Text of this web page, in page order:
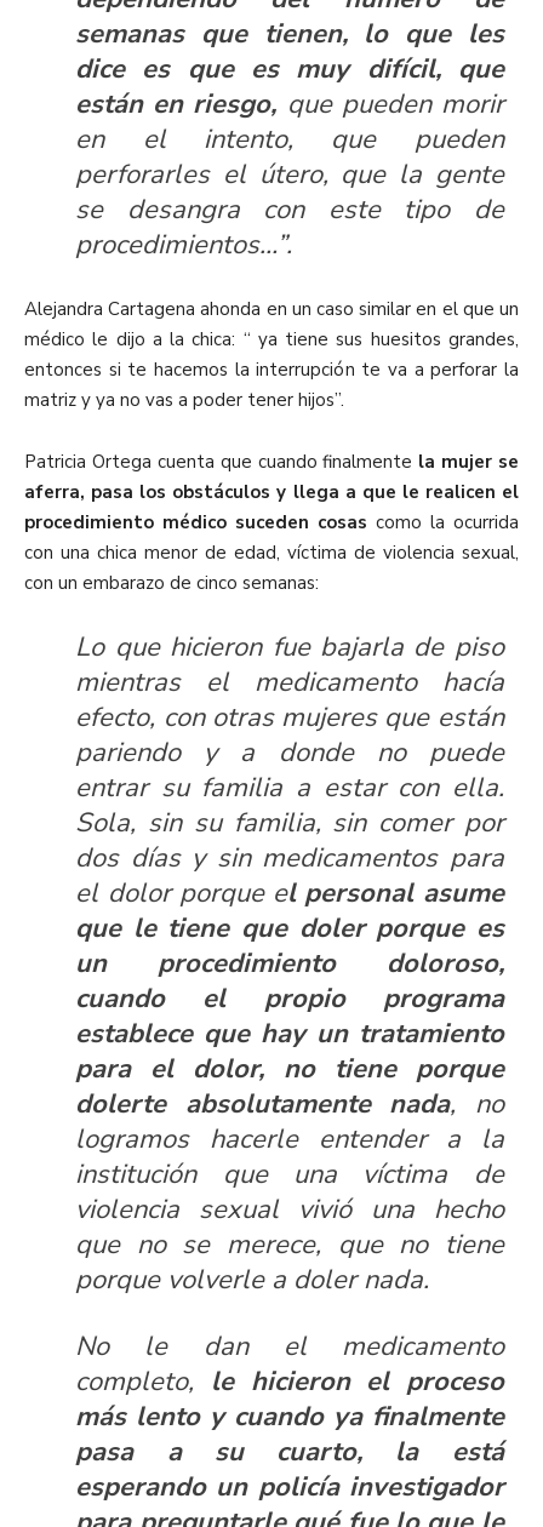
semanas que tienen, lo que les
dice es que es muy difícil, que
están en riesgo, que pueden morir
en el intento, que pueden
perforarles el útero, que la gente
se desangra con este tipo de
procedimientos…”.
Alejandra Cartagena ahonda en un caso similar en el que un
médico le dijo a la chica: “ ya tiene sus huesitos grandes,
entonces si te hacemos la interrupción te va a perforar la
matriz y ya no vas a poder tener hijos”.
Patricia Ortega cuenta que cuando finalmente la mujer se
aferra, pasa los obstáculos y llega a que le realicen el
procedimiento médico suceden cosas como la ocurrida
con una chica menor de edad, víctima de violencia sexual,
con un embarazo de cinco semanas:
Lo que hicieron fue bajarla de piso
mientras el medicamento hacía
efecto, con otras mujeres que están
pariendo y a donde no puede
entrar su familia a estar con ella.
Sola, sin su familia, sin comer por
dos días y sin medicamentos para
el dolor porque el personal asume
que le tiene que doler porque es
un procedimiento doloroso,
cuando el propio programa
establece que hay un tratamiento
para el dolor, no tiene porque
dolerte absolutamente nada, no
logramos hacerle entender a la
institución que una víctima de
violencia sexual vivió una hecho
que no se merece, que no tiene
porque volverle a doler nada.
No le dan el medicamento
completo, le hicieron el proceso
más lento y cuando ya finalmente
pasa a su cuarto, la está
esperando un policía investigador